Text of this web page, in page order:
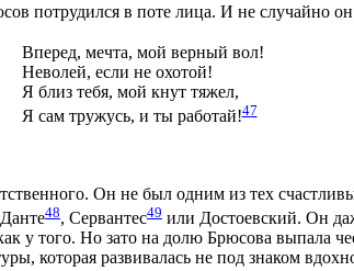
потрудился в поте лица. И не случайно
Вперед, мечта, мой верный вол!
Неволей, если не охотой!
Я близ тебя, мой кнут тяжел,
Я сам тружусь, и ты работай!47
Он не был одним из тех
48, Сервантес49 или Достоевский. Он
у того. Но зато на долю Брюсова выпала
которая развивалась не под знаком